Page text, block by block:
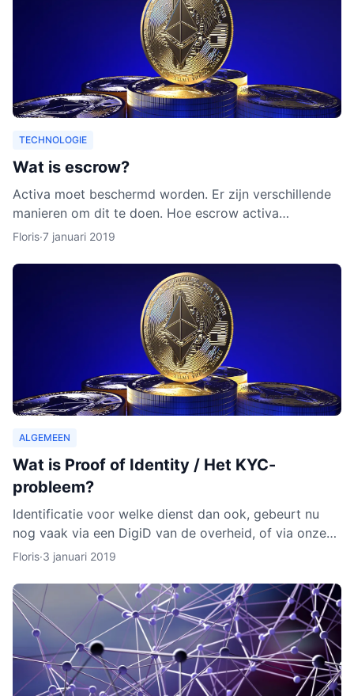
TECHNOLOGIE
Wat is escrow?
Activa moet beschermd worden. Er zijn verschillende
manieren om dit te doen. Hoe escrow activa
beschermt, leggen we uit in dit artikel. Ook leggen we
Floris·7 januari 2019
ALGEMEEN
Wat is Proof of Identity / Het KYC-
probleem?
Identificatie voor welke dienst dan ook, gebeurt nu
nog vaak via een DigiD van de overheid, of via onze
identiteitskaart. In sommige gevallen moeten we zelfs
Floris·3 januari 2019